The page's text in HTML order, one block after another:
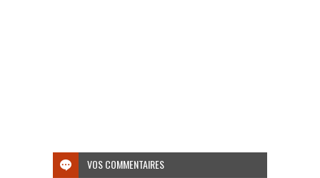
VOS COMMENTAIRES